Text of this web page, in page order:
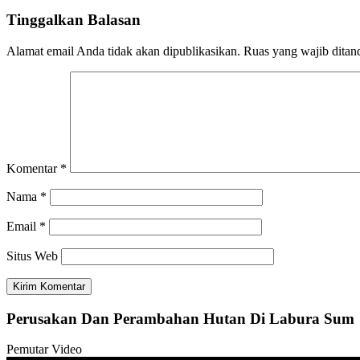
Tinggalkan Balasan
Alamat email Anda tidak akan dipublikasikan. Ruas yang wajib
Komentar *
Nama *
Email *
Situs Web
Perusakan Dan Perambahan Hutan Di Labura Sum
Pemutar Video